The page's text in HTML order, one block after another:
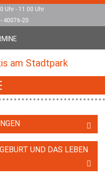
- 11.00 Uhr
40076-20
UND DAS LEBEN